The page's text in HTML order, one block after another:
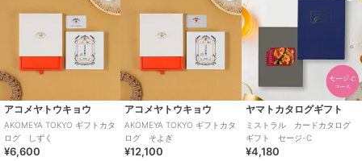
アコメヤトウキョウ
AKOMEYA TOKYO ギフトカタ
ログ しずく
¥6,600
アコメヤトウキョウ
AKOMEYA TOKYO ギフトカタ
ログ そよぎ
¥12,100
ヤマトカタログギフト
ミストラル カードカタログ
ギフト セージ-C
¥4,180